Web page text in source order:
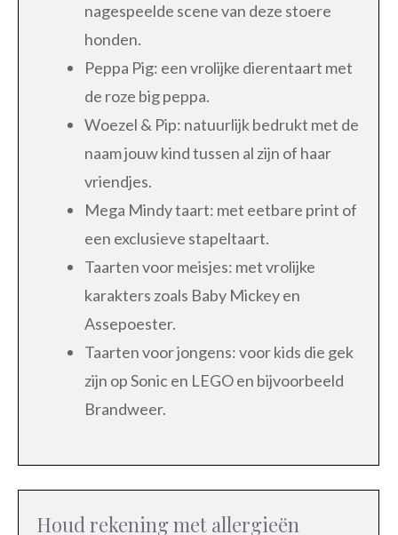
nagespeelde scene van deze stoere
honden.
Peppa Pig: een vrolijke dierentaart met
de roze big peppa.
Woezel & Pip: natuurlijk bedrukt met de
naam jouw kind tussen al zijn of haar
vriendjes.
Mega Mindy taart: met eetbare print of
een exclusieve stapeltaart.
Taarten voor meisjes: met vrolijke
karakters zoals Baby Mickey en
Assepoester.
Taarten voor jongens: voor kids die gek
zijn op Sonic en LEGO en bijvoorbeeld
Brandweer.
Houd rekening met allergieën